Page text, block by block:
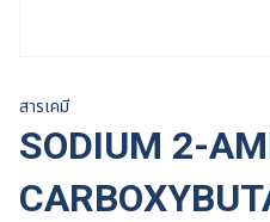
สารเคมี
SODIUM 2-